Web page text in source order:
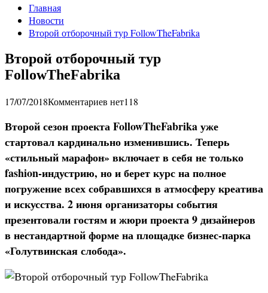
Главная
Новости
Второй отборочный тур FollowTheFabrika
Второй отборочный тур
FollowTheFabrika
17/07/2018Комментариев нет118
Второй сезон проекта FollowTheFabrika уже
стартовал кардинально изменившись. Теперь
«стильный марафон» включает в себя не только
fashion-индустрию, но и берет курс на полное
погружение всех собравшихся в атмосферу креатива
и искусства. 2 июня организаторы события
презентовали гостям и жюри проекта 9 дизайнеров
в нестандартной форме на площадке бизнес-парка
«Голутвинская слобода».